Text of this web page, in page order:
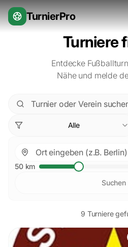
Zum Inhalt springen
TurnierPro
Turniere
Entdecke
Nähe und melde
Alle
50km
Suchen
9 Turniere